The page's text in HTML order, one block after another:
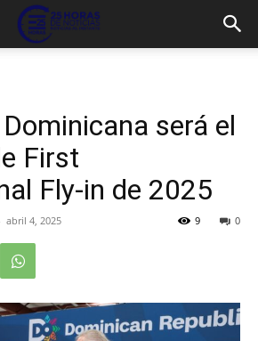
será el
First
Fly-in de 2025
abril 4, 2025 0
9